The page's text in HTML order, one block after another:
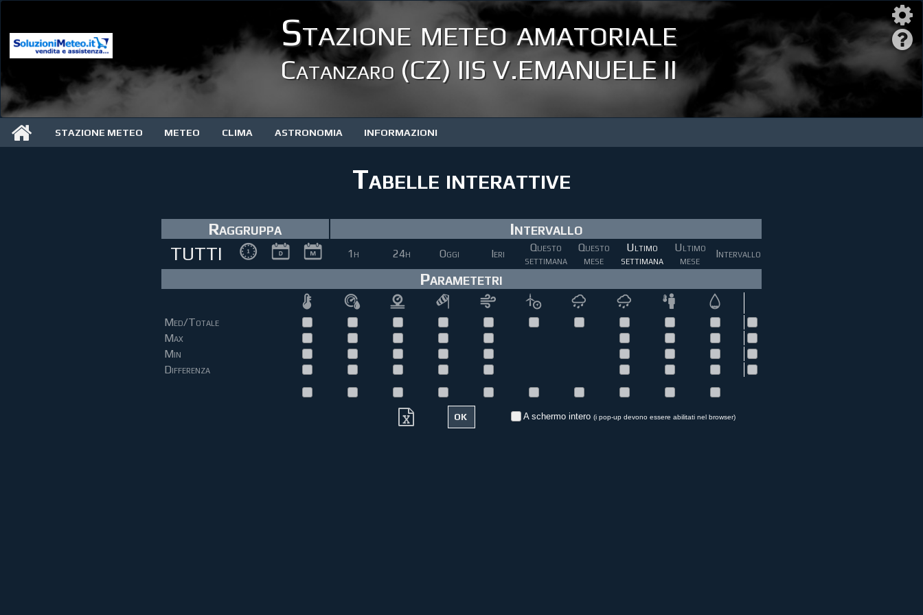
Stazione meteo amatoriale
Catanzaro (CZ) IIS V.EMANUELE II
STAZIONE METEO METEO CLIMA ASTRONOMIA INFORMAZIONI
Tabelle interattive
Raggruppa Intervallo
TUTTI 1h 24h Oggi Ieri
Questo
settimana
Questo
mese
Ultimo
settimana
Ultimo
mese
Intervallo
Parametetri
Med/Totale
Max
Min
Differenza
A schermo intero (i pop-up devono essere abilitati nel browser)